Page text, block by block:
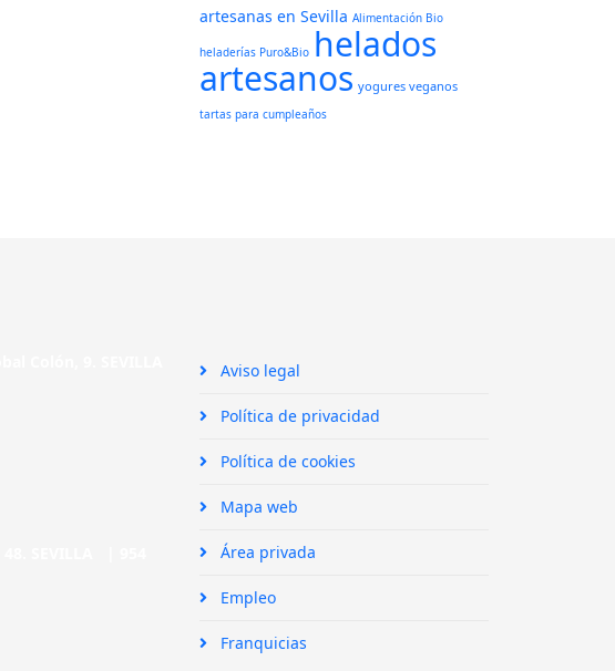
artesanas en Sevilla Alimentación Bio
heladerías Puro&Bio helados
artesanos yogures veganos
tartas para cumpleaños
Aviso legal
Política de privacidad
Política de cookies
Mapa web
Área privada
Empleo
Franquicias